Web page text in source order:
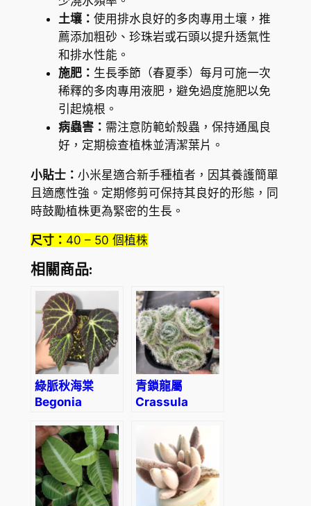
土壤： 使用排水良好的多肉專用土壤，推
薦添加粗砂、珍珠岩或石頭以提升透氣性
和排水性能。
施肥： 生長季節（春夏季）每月可施一次
稀釋的多肉專用液肥，避免過度施肥以免
引起燒根。
病蟲害： 需注意防範蚧殼蟲，保持通風良
好，定期檢查植株並清潔葉片。
小貼士： 小米星適合新手種植者，因其養護簡單
且適應性強。定期修剪可保持其良好的形態，同
時鼓勵植株更為緊密的生長。
尺寸： 40 – 50 個植株
相關商品:
綠脈秋海棠
Begonia
青鎖龍屬
Crassula